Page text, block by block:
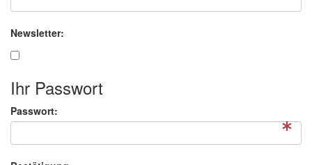
Newsletter:
Ihr Passwort
Passwort: